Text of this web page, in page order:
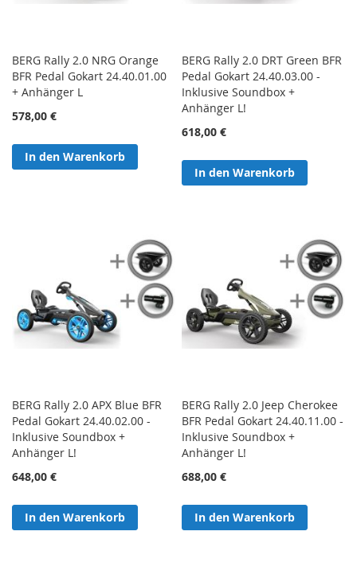
BERG Rally 2.0 NRG Orange
BFR Pedal Gokart 24.40.01.00
+ Anhänger L
578,00 €
In den Warenkorb
BERG Rally 2.0 DRT Green BFR
Pedal Gokart 24.40.03.00 -
Inklusive Soundbox +
Anhänger L!
618,00 €
In den Warenkorb
BERG Rally 2.0 APX Blue BFR
Pedal Gokart 24.40.02.00 -
Inklusive Soundbox +
Anhänger L!
648,00 €
In den Warenkorb
BERG Rally 2.0 Jeep Cherokee
BFR Pedal Gokart 24.40.11.00 -
Inklusive Soundbox +
Anhänger L!
688,00 €
In den Warenkorb